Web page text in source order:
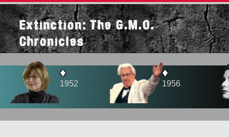
Extinction: The G.M.O.
Chronicles
1956 1958